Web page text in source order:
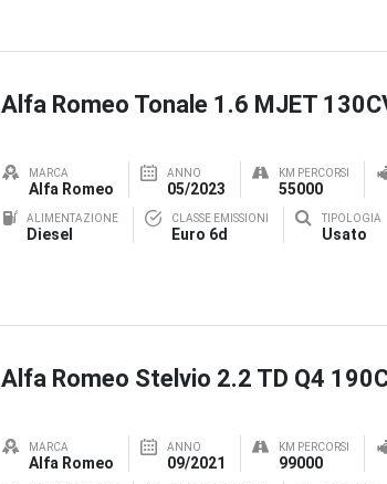
Alfa Romeo Tonale 1.6 MJET
MARCA
Alfa Romeo
ANNO
05/2023
KM PERCORSI
55000
ALIMENTAZIONE
Diesel
CLASSE EMISSIONI
Euro 6d
TIPOLOGIA
Usato
Alfa Romeo Stelvio 2.2 TD Q4
MARCA
Alfa Romeo
ANNO
09/2021
KM PERCORSI
99000